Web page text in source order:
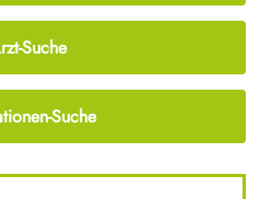
Suche
Suche